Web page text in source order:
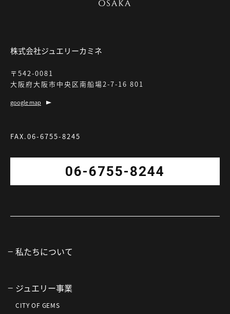
株式会社ジュエリーカミネ
〒542-0081
大阪府大阪市中央区南船場2-7-16 801
google map
FAX.06-6755-8245
06-6755-8244
私たちについて
ジュエリー事業
CITY OF GEMS